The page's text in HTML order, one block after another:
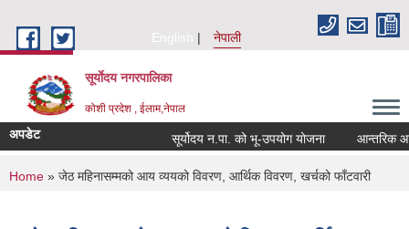
English
नेपाली
सूर्याेदय नगरपालिका
कोशी प्रदेश , ईलाम,नेपाल
अपडेट सूर्योदय न.पा. को भू-उपयोग योजना आन्तरिक आय
You are here
Home » जेठ महिनासम्मको आय व्ययको विवरण, आर्थिक विवरण, खर्चको फाँटवारी